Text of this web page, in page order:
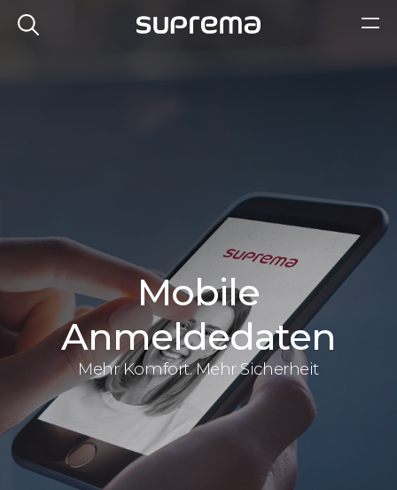
Mobile
Anmeldedaten
Mehr Komfort. Mehr Sicherheit